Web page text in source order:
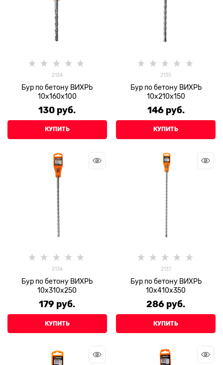
2134
Бур по бетону ВИХРЬ
10x160x100
130 руб.
КУПИТЬ
2135
Бур по бетону ВИХРЬ
10x210x150
146 руб.
КУПИТЬ
2136
Бур по бетону ВИХРЬ
10x310x250
179 руб.
КУПИТЬ
2137
Бур по бетону ВИХРЬ
10x410x350
286 руб.
КУПИТЬ